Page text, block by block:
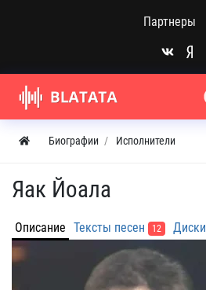
Партнеры
Биографии Исполнители
Яак Йоала
Описание Тексты песен 12 Диски